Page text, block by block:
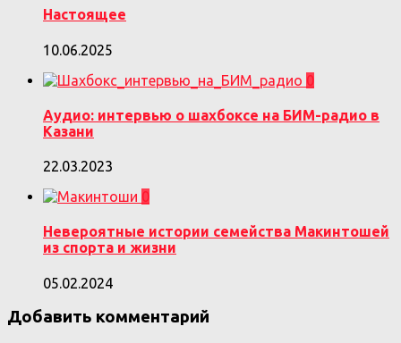
Настоящее
10.06.2025
0
Аудио: интервью о шахбоксе на БИМ-радио в
Казани
22.03.2023
0
Невероятные истории семейства Макинтошей
из спорта и жизни
05.02.2024
Добавить комментарий